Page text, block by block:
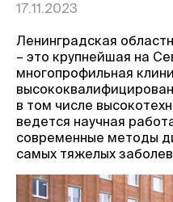
17.11.2023
Ленинградская
– это крупнейшая на
многопрофильная
в том числе
ведется научная
современные методы
самых тяжелых